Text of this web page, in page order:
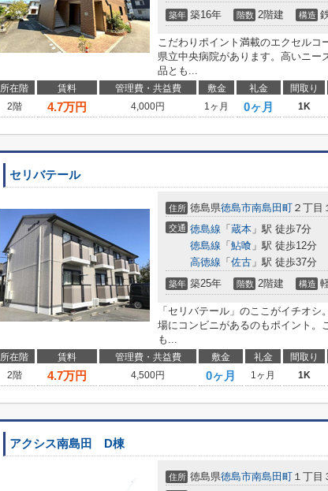
築年 築16年 階数 2階建 構造
こだわりポイント満載のエクセルコ
県立中央病院があります。高いニー
品とも...
所在階 賃料 管理費・共益費 敷金 礼金 間取り
2階
4.7万円 4,000円 1ヶ月 0ヶ月 1K
セリバテール
住所 徳島県徳島市南島田町 ２丁目
交通 徳島線 「 蔵本 」駅 徒歩7分
徳島線 「 鮎喰 」駅 徒歩12分
高徳線 「 佐古 」駅 徒歩37分
築年 築25年 階数 2階建 構造
「セリバテール」のここがイチオ
場にコンビニがあるのもポイント。
も...
所在階 賃料 管理費・共益費 敷金 礼金 間取り
2階
4.7万円 4,500円 0ヶ月 1ヶ月 1K
アクシス南島田 D棟
住所 徳島県徳島市南島田町 １丁目